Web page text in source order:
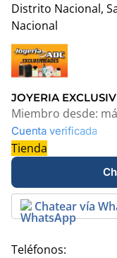
Distrito Nacional,
Nacional
+
−
JOYERIA
Miembro desde:
Cuenta verificada
Tienda
Chatear vía
Teléfonos: